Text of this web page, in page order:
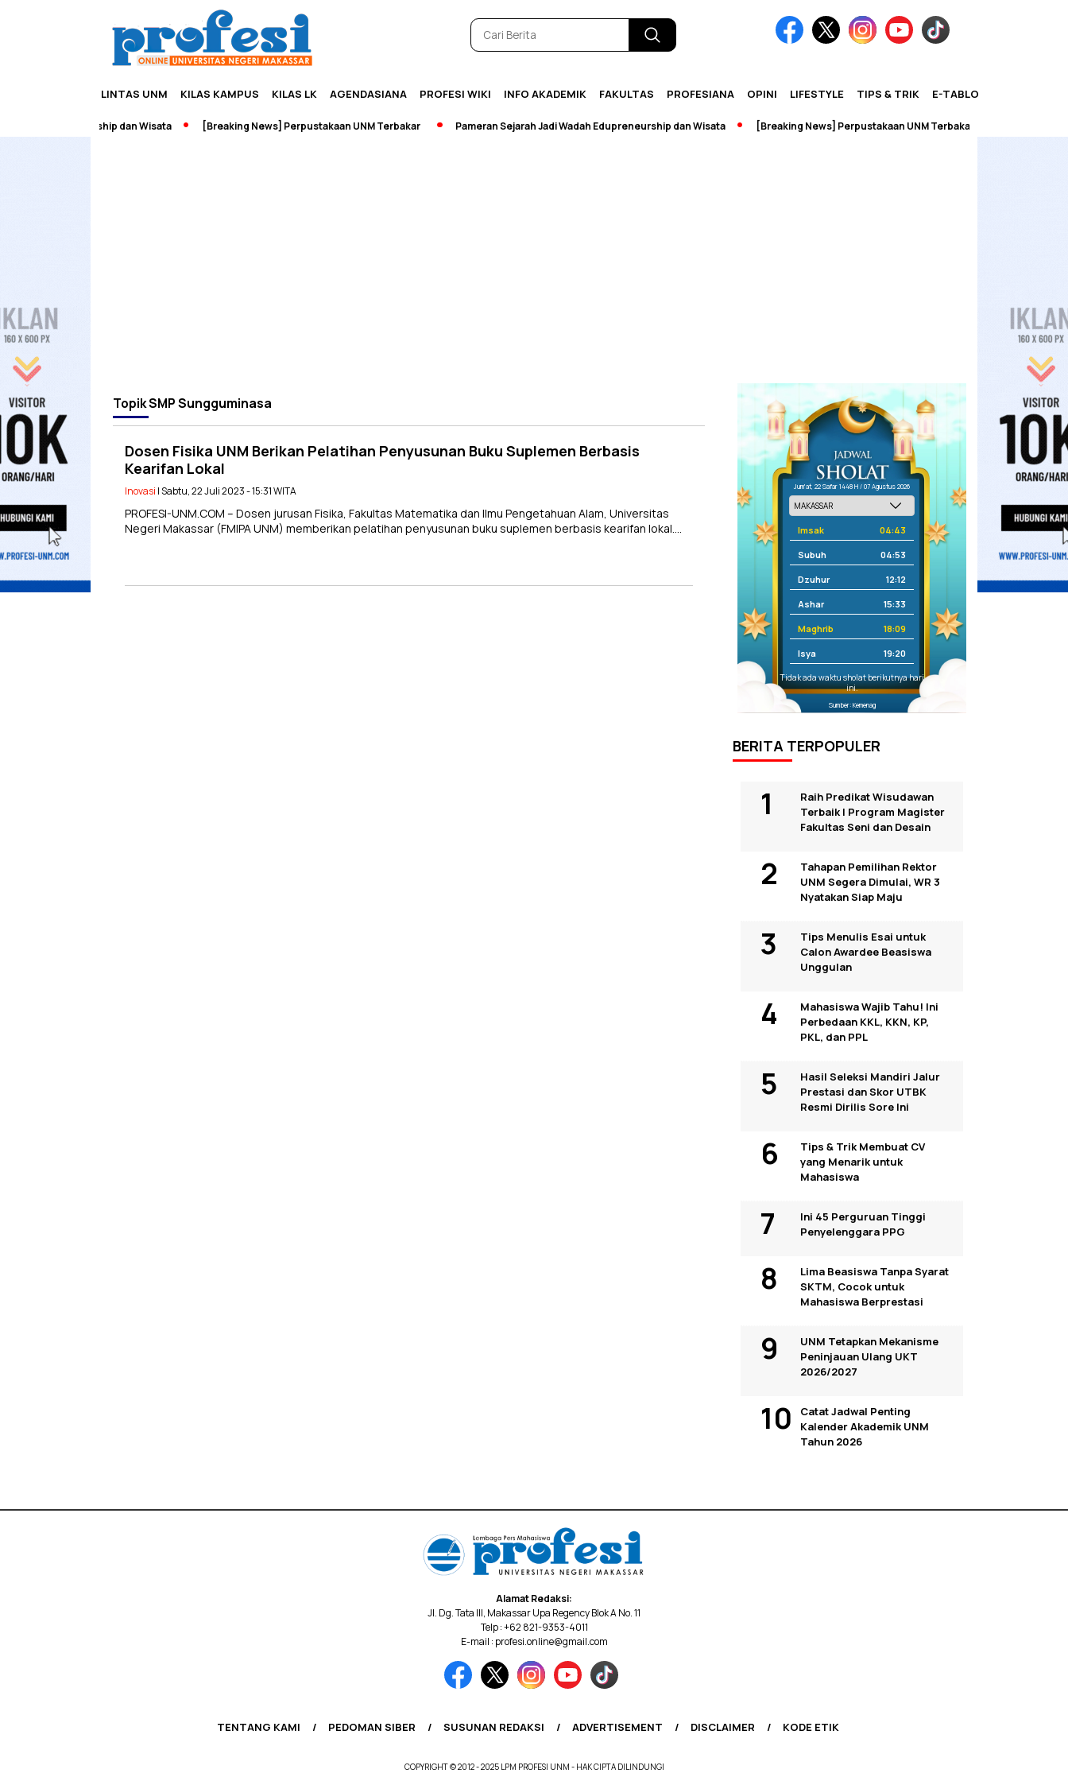
LINTAS UNM KILAS KAMPUS KILAS LK AGENDASIANA PROFESI WIKI INFO AKADEMIK FAKULTAS PROFESIANA OPINI LIFESTYLE TIPS & TRIK E-TABLOID
Edupreneurship dan Wisata [Breaking News] Perpustakaan UNM Terbakar Pameran Sejarah Jadi Wadah Edupreneurship dan Wisata [Breaking News] Perpustakaan UNM Terbakar
TopikSMP Sungguminasa
Dosen Fisika UNM Berikan Pelatihan Penyusunan Buku Suplemen Berbasis
Kearifan Lokal
Inovasi | Sabtu, 22 Juli 2023 - 15:31 WITA
PROFESI-UNM.COM – Dosen jurusan Fisika, Fakultas Matematika dan Ilmu Pengetahuan Alam, Universitas
Negeri Makassar (FMIPA UNM) memberikan pelatihan penyusunan buku suplemen berbasis kearifan lokal….
Jum'at, 22 Safar 1448 H / 07 Agustus 2026
Imsak 04:43
Subuh 04:53
Dzuhur 12:12
Ashar 15:33
Maghrib 18:09
Isya 19:20
Tidak ada waktu sholat berikutnya hari
ini.
Sumber: Kemenag
BERITA TERPOPULER
Raih Predikat Wisudawan
Terbaik I Program Magister
Fakultas Seni dan Desain
Tahapan Pemilihan Rektor
UNM Segera Dimulai, WR 3
Nyatakan Siap Maju
Tips Menulis Esai untuk
Calon Awardee Beasiswa
Unggulan
Mahasiswa Wajib Tahu! Ini
Perbedaan KKL, KKN, KP,
PKL, dan PPL
Hasil Seleksi Mandiri Jalur
Prestasi dan Skor UTBK
Resmi Dirilis Sore Ini
Tips & Trik Membuat CV
yang Menarik untuk
Mahasiswa
Ini 45 Perguruan Tinggi
Penyelenggara PPG
Lima Beasiswa Tanpa Syarat
SKTM, Cocok untuk
Mahasiswa Berprestasi
UNM Tetapkan Mekanisme
Peninjauan Ulang UKT
2026/2027
Catat Jadwal Penting
Kalender Akademik UNM
Tahun 2026
Alamat Redaksi:
Jl. Dg. Tata III, Makassar Upa Regency Blok A No. 11
Telp : +62 821-9353-4011
E-mail : profesi.online@gmail.com
TENTANG KAMI PEDOMAN SIBER SUSUNAN REDAKSI ADVERTISEMENT DISCLAIMER KODE ETIK
COPYRIGHT © 2012 - 2025 LPM PROFESI UNM - HAK CIPTA DILINDUNGI